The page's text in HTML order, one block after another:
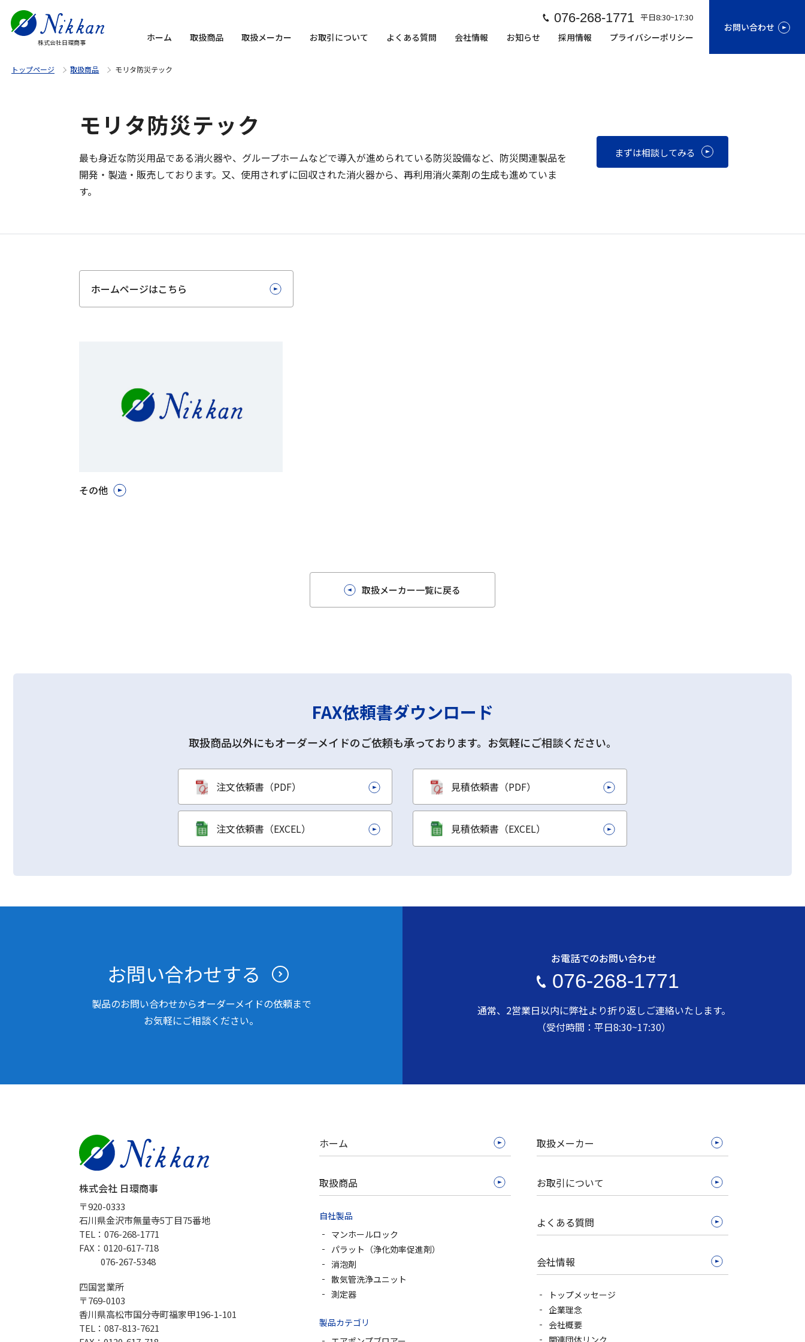
株式会社日環商事
076-268-1771 平日8:30~17:30
ホーム 取扱商品 取扱メーカー お取引について よくある質問 会社情報 お知らせ 採用情報 プライバシーポリシー
お問い合わせ
トップページ 取扱商品 モリタ防災テック
モリタ防災テック
最も身近な防災用品である消火器や、グループホームなどで導入が進められている防災設備など、防災関連製品を
開発・製造・販売しております。又、使用されずに回収された消火器から、再利用消火薬剤の生成も進めていま
す。
まずは相談してみる
ホームページはこちら
その他
取扱メーカー一覧に戻る
FAX依頼書ダウンロード
取扱商品以外にもオーダーメイドのご依頼も承っております。お気軽にご相談ください。
注文依頼書（PDF）
注文依頼書（EXCEL）
見積依頼書（PDF）
見積依頼書（EXCEL）
お問い合わせする
製品のお問い合わせからオーダーメイドの依頼まで
お気軽にご相談ください。
お電話でのお問い合わせ
076-268-1771
通常、2営業日以内に弊社より折り返しご連絡いたします。
（受付時間：平日8:30~17:30）
株式会社 日環商事
〒920-0333
石川県金沢市無量寺5丁目75番地
TEL：076-268-1771
FAX：0120-617-718
076-267-5348
四国営業所
〒769-0103
香川県高松市国分寺町福家甲196-1-101
TEL：087-813-7621
ホーム
取扱商品
自社製品
マンホールロック
パラット（浄化効率促進剤）
消泡剤
散気管洗浄ユニット
測定器
製品カテゴリ
取扱メーカー
お取引について
よくある質問
会社情報
トップメッセージ
企業理念
会社概要